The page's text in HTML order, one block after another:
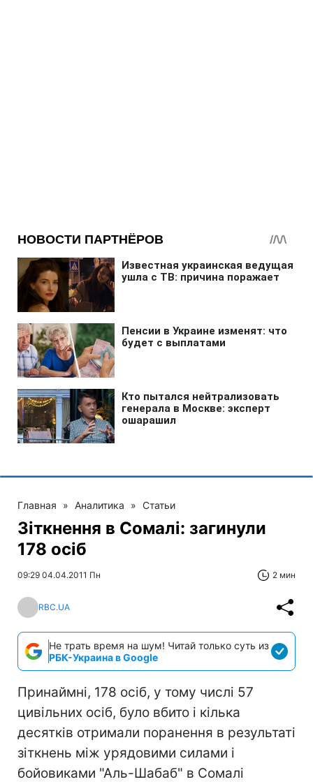
Главная » Аналитика » Статьи
Зіткнення в Сомалі: загинули
178 осіб
09:29 04.04.2011 Пн 2 мин
RBC.UA
Не трать время на шум! Читай только суть из
РБК-Украина в Google
Принаймні, 178 осіб, у тому числі 57
цивільних осіб, було вбито і кілька
десятків отримали поранення в результаті
зіткнень між урядовими силами і
бойовиками "Аль-Шабаб" в Сомалі